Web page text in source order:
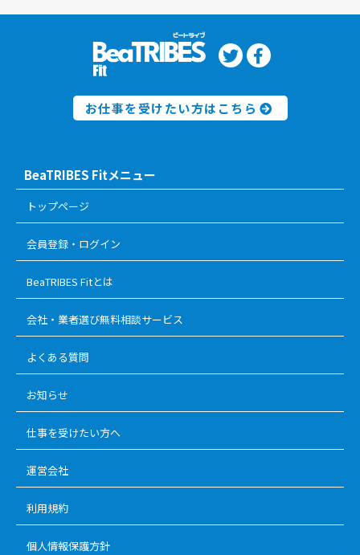
お仕事を受けたい方はこちら
BeaTRIBES Fitメニュー
トップページ
会員登録・ログイン
BeaTRIBES Fitとは
会社・業者選び無料相談サービス
よくある質問
お知らせ
仕事を受けたい方へ
運営会社
利用規約
個人情報保護方針